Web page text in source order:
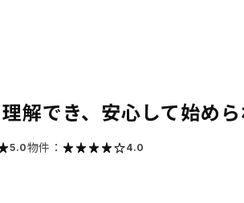
解でき、安心して始め
5.0物件： 4.0